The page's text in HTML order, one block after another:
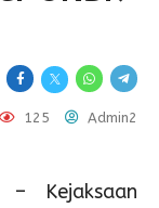
125 Admin2
– Kejaksaan